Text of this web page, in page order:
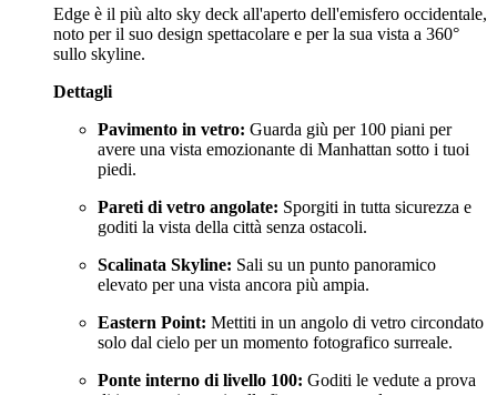
Edge è il più alto sky deck all'aperto dell'emisfero occidentale,
noto per il suo design spettacolare e per la sua vista a 360°
sullo skyline.
Dettagli
Pavimento in vetro: Guarda giù per 100 piani per
avere una vista emozionante di Manhattan sotto i tuoi
piedi.
Pareti di vetro angolate: Sporgiti in tutta sicurezza e
goditi la vista della città senza ostacoli.
Scalinata Skyline: Sali su un punto panoramico
elevato per una vista ancora più ampia.
Eastern Point: Mettiti in un angolo di vetro circondato
solo dal cielo per un momento fotografico surreale.
Ponte interno di livello 100: Goditi le vedute a prova